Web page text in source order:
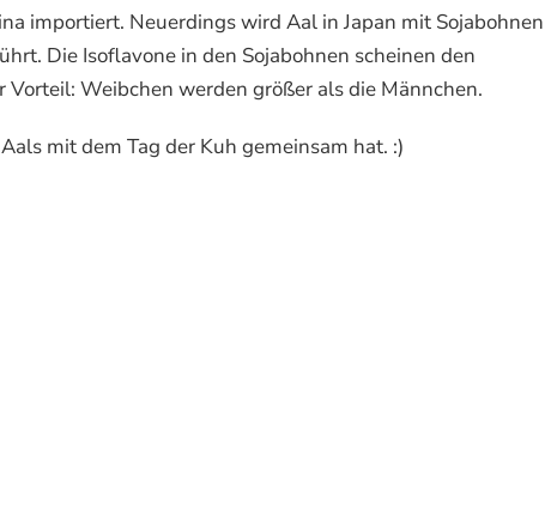
importiert. Neuerdings wird Aal in Japan mit Sojabohnen
Die Isoflavone in den Sojabohnen scheinen den
Weibchen werden größer als die Männchen.
mit dem Tag der Kuh gemeinsam hat. :)